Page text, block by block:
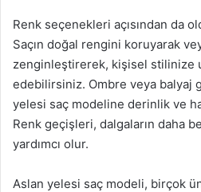
Renk seçenekleri açısından da
Saçın doğal rengini koruyarak
zenginleştirerek, kişisel stilinize
edebilirsiniz. Ombre veya balyaj
yelesi saç modeline derinlik ve
Renk geçişleri, dalgaların daha
yardımcı olur.
Aslan yelesi saç modeli, birçok